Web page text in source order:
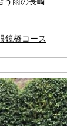
鏡橋コース